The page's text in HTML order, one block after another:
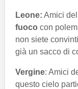
Leone: Amici
fuoco con
non siete
già un sacco di
Vergine: Amici
questo cielo